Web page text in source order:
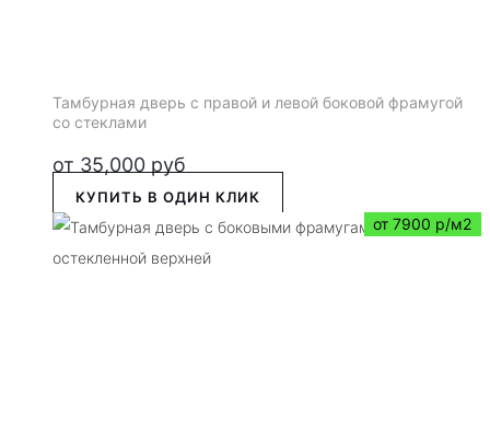
Тамбурная дверь с правой и левой боковой фрамугой
со стеклами
от 35,000 руб
КУПИТЬ В ОДИН КЛИК
от 7900 р/м2